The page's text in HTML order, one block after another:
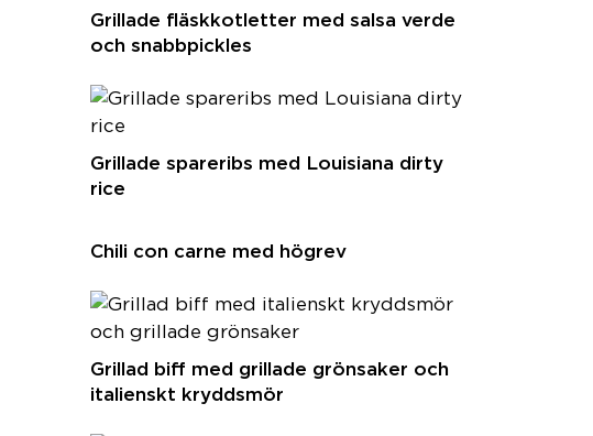
Grillade fläskkotletter med salsa verde
och snabbpickles
Grillade spareribs med Louisiana dirty
rice
Chili con carne med högrev
Grillad biff med grillade grönsaker och
italienskt kryddsmör